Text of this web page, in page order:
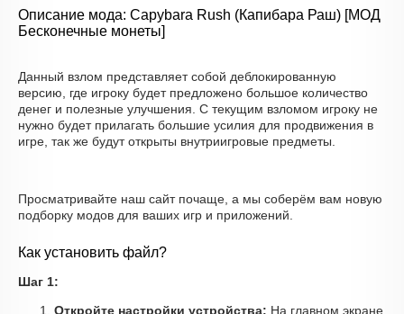
Описание мода: Capybara Rush (Капибара Раш) [МОД
Бесконечные монеты]
Данный взлом представляет собой деблокированную
версию, где игроку будет предложено большое количество
денег и полезные улучшения. С текущим взломом игроку не
нужно будет прилагать большие усилия для продвижения в
игре, так же будут открыты внутриигровые предметы.
Просматривайте наш сайт почаще, а мы соберём вам новую
подборку модов для ваших игр и приложений.
Как установить файл?
Шаг 1:
Откройте настройки устройства: На главном экране